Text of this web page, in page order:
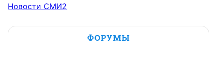
Новости СМИ2
ФОРУМЫ